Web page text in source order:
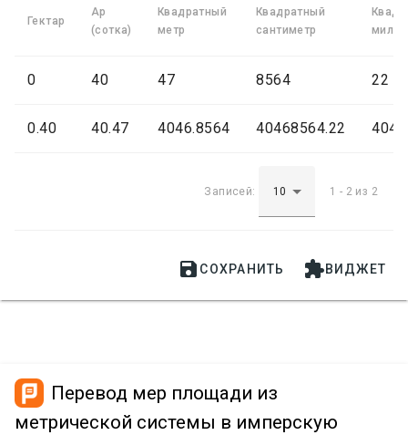
Гектар
Ар
(сотка)
Квадратный
метр
Квадратный
сантиметр
0 40 47 8564 22
0.40 40.47 4046.8564 40468564.22
Записей: 1 - 2 из 2
 СОХРАНИТЬ ВИДЖЕТ
Перевод мер площади из
метрической системы в имперскую